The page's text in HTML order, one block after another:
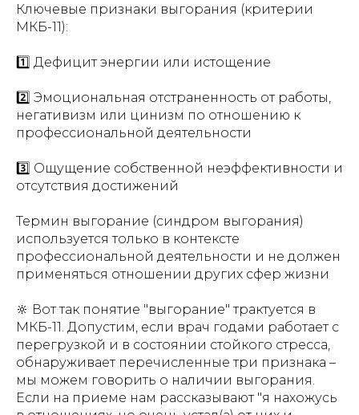
Ключевые признаки выгорания (критерии
МКБ-11):
1️⃣ Дефицит энергии или истощение
2️⃣ Эмоциональная отстраненность от работы,
негативизм или цинизм по отношению к
профессиональной деятельности
3️⃣ Ощущение собственной неэффективности и
отсутствия достижений
Термин выгорание (синдром выгорания)
используется только в контексте
профессиональной деятельности и не должен
применяться отношении других сфер жизни
🔆 Вот так понятие "выгорание" трактуется в
МКБ-11. Допустим, если врач годами работает с
перегрузкой и в состоянии стойкого стресса,
обнаруживает перечисленные три признака –
мы можем говорить о наличии выгорания.
Если на приеме нам рассказывают "я нахожусь